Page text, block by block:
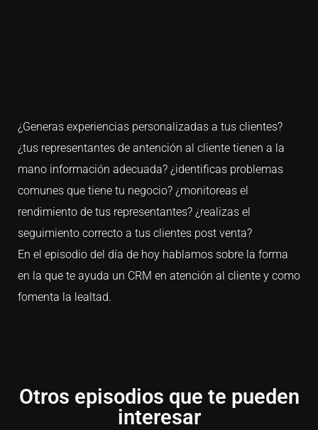
¿Generas experiencias personalizadas a tus clientes?
¿tus representantes de antención al cliente tienen a la
mano información adecuada? ¿identificas problemas
comunes que tiene tu negocio? ¿monitoreas el
rendimiento de tus representantes? ¿realizas el
seguimiento correcto a tus clientes post venta?
En el episodio del día de hoy hablamos sobre la forma
en la que te ayuda un CRM en atención al cliente y como
fomenta la lealtad.
Otros episodios que te pueden
interesar